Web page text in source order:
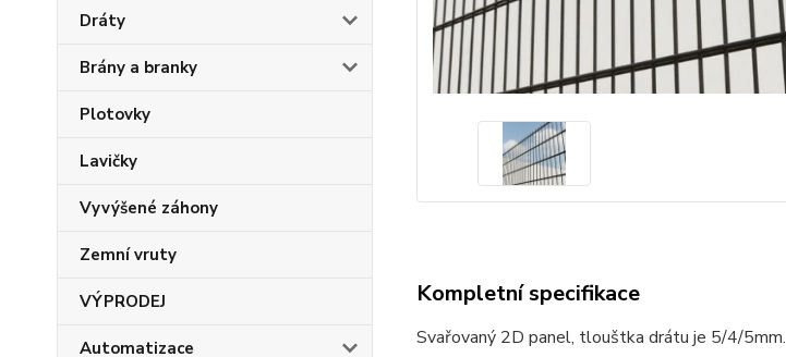
Dráty
Brány a branky
Plotovky
Lavičky
Vyvýšené záhony
Zemní vruty
VÝPRODEJ
Automatizace
Kompletní specifikace
Svařovaný 2D panel, tlouštka drátu je 5/4/5mm.